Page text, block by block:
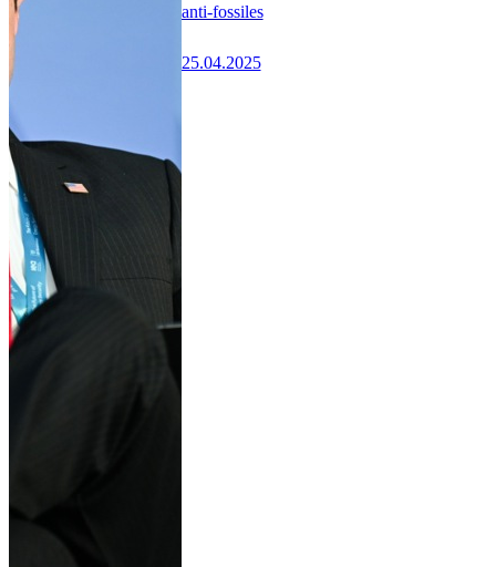
anti-fossiles
25.04.2025